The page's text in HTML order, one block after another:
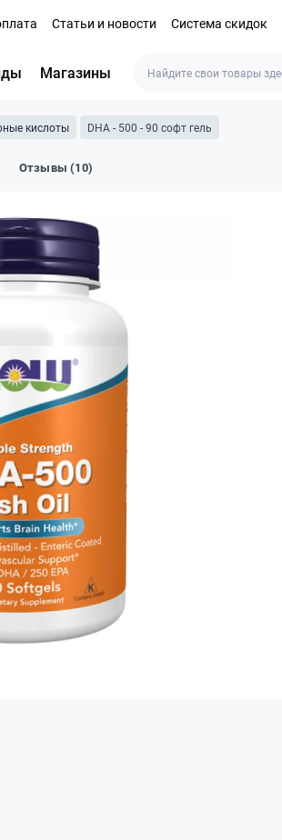
Статьи и новости Система скидок
Магазины
кислоты DHA - 500 - 90 софт гель
Отзывы (10)